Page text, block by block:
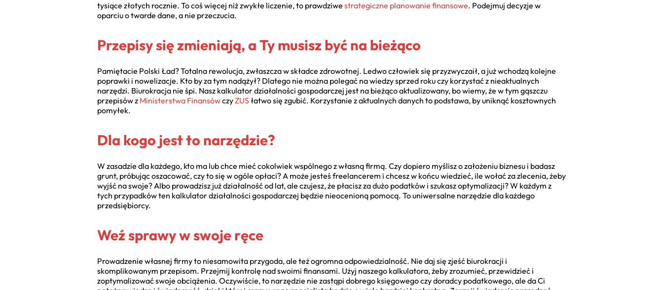
tysiące złotych rocznie. To coś więcej niż zwykłe liczenie, to prawdziwe strategiczne planowanie finansowe. Podejmuj decyzje w
oparciu o twarde dane, a nie przeczucia.
Przepisy się zmieniają, a Ty musisz być na bieżąco
Pamiętacie Polski Ład? Totalna rewolucja, zwłaszcza w składce zdrowotnej. Ledwo człowiek się przyzwyczaił, a już wchodzą kolejne
poprawki i nowelizacje. Kto by za tym nadążył? Dlatego nie można polegać na wiedzy sprzed roku czy korzystać z nieaktualnych
narzędzi. Biurokracja nie śpi. Nasz kalkulator działalności gospodarczej jest na bieżąco aktualizowany, bo wiemy, że w tym gąszczu
przepisów z Ministerstwa FinansówczyZUS łatwo się zgubić. Korzystanie z aktualnych danych to podstawa, by uniknąć kosztownych
pomyłek.
Dla kogo jest to narzędzie?
W zasadzie dla każdego, kto ma lub chce mieć cokolwiek wspólnego z własną firmą. Czy dopiero myślisz o założeniu biznesu i badasz
grunt, próbując oszacować, czy to się w ogóle opłaci? A może jesteś freelancerem i chcesz w końcu wiedzieć, ile wołać za zlecenia, żeby
wyjść na swoje? Albo prowadzisz już działalność od lat, ale czujesz, że płacisz za dużo podatków i szukasz optymalizacji? W każdym z
tych przypadków ten kalkulator działalności gospodarczej będzie nieocenioną pomocą. To uniwersalne narzędzie dla każdego
przedsiębiorcy.
Weź sprawy w swoje ręce
Prowadzenie własnej firmy to niesamowita przygoda, ale też ogromna odpowiedzialność. Nie daj się zjeść biurokracji i
skomplikowanym przepisom. Przejmij kontrolę nad swoimi finansami. Użyj naszego kalkulatora, żeby zrozumieć, przewidzieć i
zoptymalizować swoje obciążenia. Oczywiście, to narzędzie nie zastąpi dobrego księgowego czy doradcy podatkowego, ale da Ci